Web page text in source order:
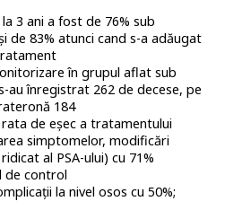
3 ani a fost de 76% sub
de 83% atunci cand s-a adăugat
în grupul aflat sub
înregistrat 262 de decese, pe
184
de eșec a tratamentului
simptomelor, modificări
al PSA-ului) cu 71%
de control
la nivel osos cu 50%;